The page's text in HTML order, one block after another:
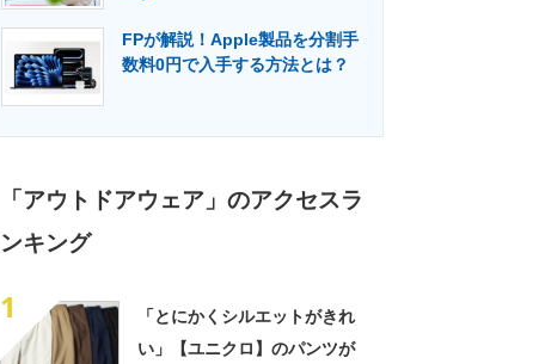
FPが解説！Apple製品を分割手
数料0円で入手する方法とは？
「アウトドアウェア」のアクセスラ
ンキング
1
「とにかくシルエットがきれ
い」【ユニクロ】のパンツが